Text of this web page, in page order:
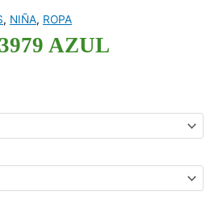
, NIÑA, ROPA
AZUL